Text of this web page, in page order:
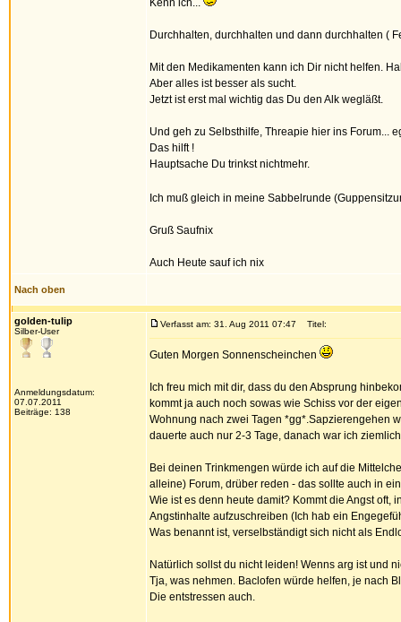
Kenn ich...
Durchhalten, durchhalten und dann durchhalten (
Mit den Medikamenten kann ich Dir nicht helfen.
Aber alles ist besser als sucht.
Jetzt ist erst mal wichtig das Du den Alk wegläßt.
Und geh zu Selbsthilfe, Threapie hier ins Forum...
Das hilft !
Hauptsache Du trinkst nichtmehr.
Ich muß gleich in meine Sabbelrunde
Gruß Saufnix
Auch Heute sauf ich nix
Nach oben
golden-tulip
Silber-User
Anmeldungsdatum:
07.07.2011
Beiträge: 138
Verfasst am: 31. Aug 2011 07:47 Titel:
Guten Morgen Sonnenscheinchen
Ich freu mich mit dir, dass du den Absprung
kommt ja auch noch sowas wie Schiss vor der
Wohnung nach zwei Tagen *gg*.Sapzierengehen
dauerte auch nur 2-3 Tage, danach war ich
Bei deinen Trinkmengen würde ich auf die
alleine) Forum, drüber reden - das sollte auch in
Wie ist es denn heute damit? Kommt die Angst
Angstinhalte aufzuschreiben (Ich hab ein
Was benannt ist, verselbständigt sich nicht als
Natürlich sollst du nicht leiden! Wenns arg ist und
Tja, was nehmen. Baclofen würde helfen, je nach
Die entstressen auch.